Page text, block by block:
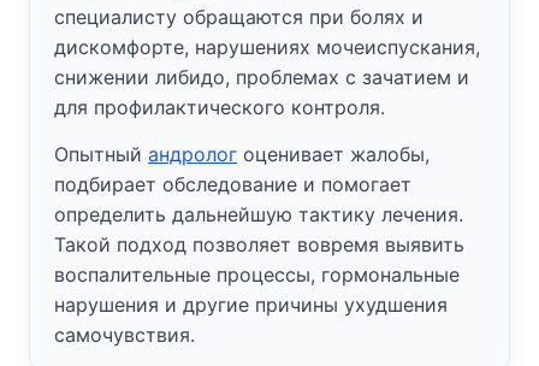
специалисту обращаются при болях и
дискомфорте, нарушениях мочеиспускания,
снижении либидо, проблемах с зачатием и
для профилактического контроля.
Опытный андролог оценивает жалобы,
подбирает обследование и помогает
определить дальнейшую тактику лечения.
Такой подход позволяет вовремя выявить
воспалительные процессы, гормональные
нарушения и другие причины ухудшения
самочувствия.